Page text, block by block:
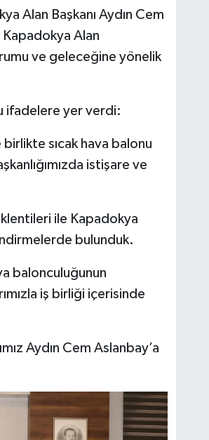
Alan Başkanı Aydın Cem
Alan
ve geleceğine yönelik
ifadelere yer verdi:
birlikte sıcak hava balonu
istişare ve
ile Kapadokya
bulunduk.
balonculuğunun
iş birliği içerisinde
Aydın Cem Aslanbay’a